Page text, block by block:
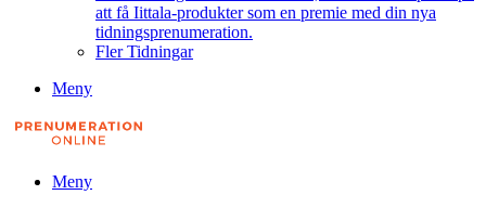
att få Iittala-produkter som en premie med din nya
tidningsprenumeration.
Fler Tidningar
Meny
Meny